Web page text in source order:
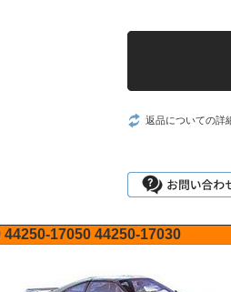
返品についての詳
44250-17050 44250-17030